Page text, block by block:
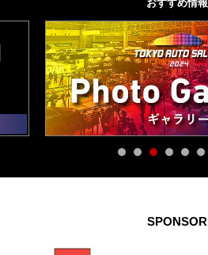
おすすめ情報
SPONSOR